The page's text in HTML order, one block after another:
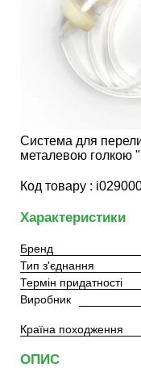
Система для
металевою голкою
Код товару :
Характеристики
Бренд
Тип з'єднання
Термін придатності
Виробник
Країна походження
ОПИС